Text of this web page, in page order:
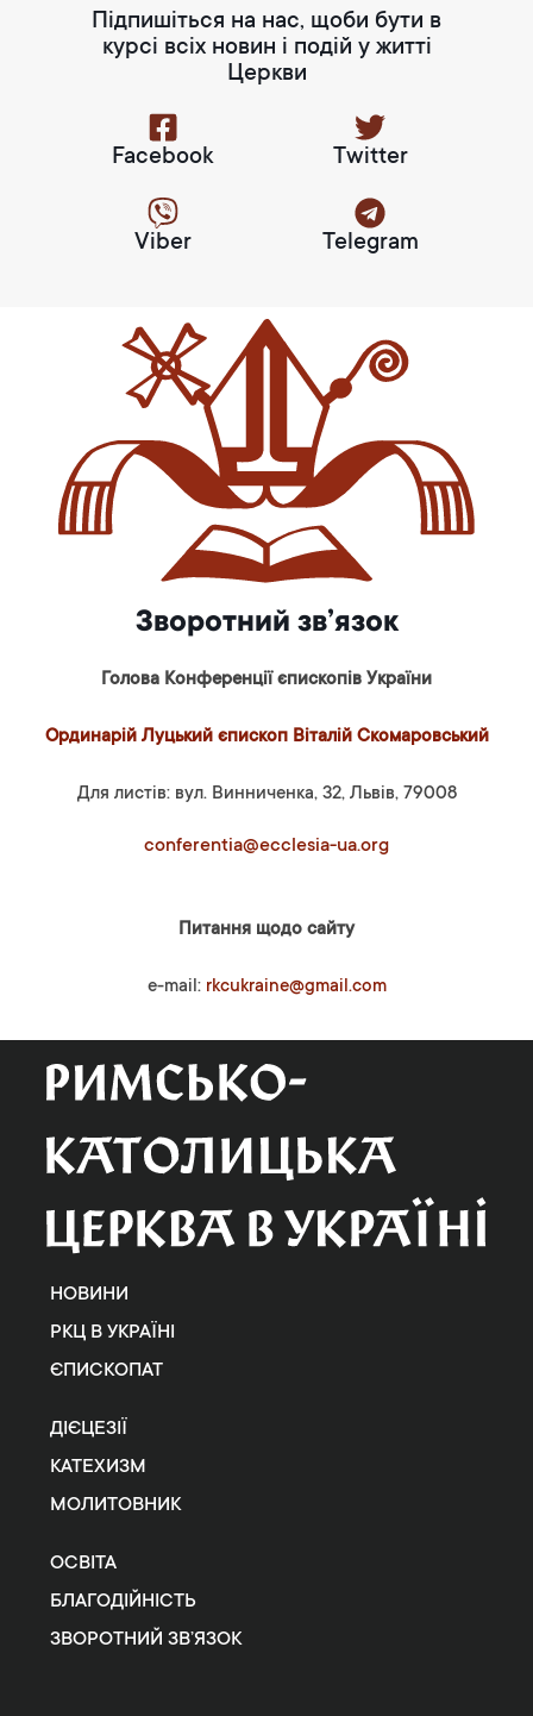
Підпишіться на нас, щоби бути в
курсі всіх новин і подій у житті
Церкви
Facebook Twitter
Viber Telegram
Зворотний зв’язок
Голова Конференції єпископів України
Ординарій Луцький єпископ Віталій Скомаровський
Для листів: вул. Винниченка, 32, Львів, 79008
conferentia@ecclesia-ua.org
Питання щодо сайту
e-mail: rkcukraine@gmail.com
НОВИНИ
РКЦ В УКРАЇНІ
ЄПИСКОПАТ
ДІЄЦЕЗІЇ
КАТЕХИЗМ
МОЛИТОВНИК
ОСВІТА
БЛАГОДІЙНІСТЬ
ЗВОРОТНИЙ ЗВ’ЯЗОК